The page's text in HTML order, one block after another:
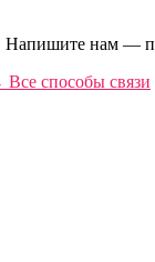
Напишите нам —
Все способы связи